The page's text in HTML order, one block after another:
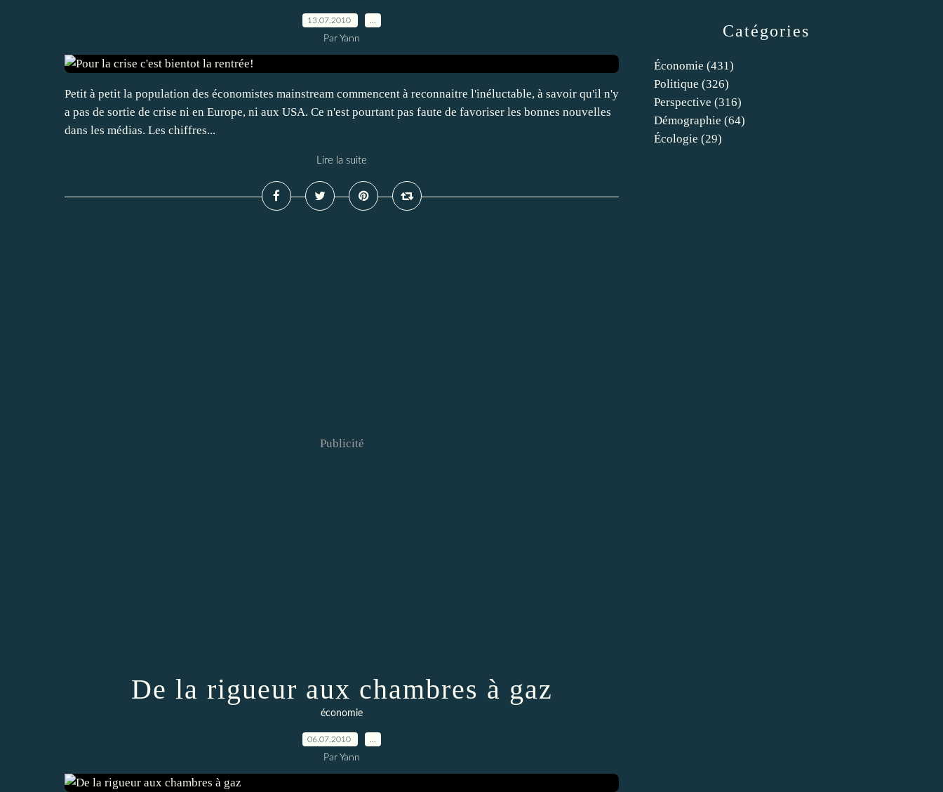
13.07.2010
Par Yann
Petit à petit la population des économistes mainstream commencent à reconnaitre l'inéluctable, à savoir qu'il n'y
a pas de sortie de crise ni en Europe, ni aux USA. Ce n'est pourtant pas faute de favoriser les bonnes nouvelles
dans les médias. Les chiffres...
Lire la suite
Publicité
De la rigueur aux chambres à gaz
économie
06.07.2010
Par Yann
Catégories
Économie (431)
Politique (326)
Perspective (316)
Démographie (64)
Écologie (29)